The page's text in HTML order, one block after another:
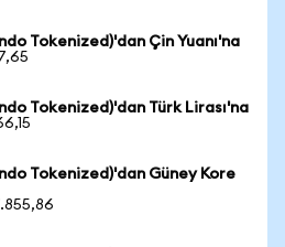
Tokenized)'dan Çin Yuanı'na
Tokenized)'dan Türk Lirası'na
Tokenized)'dan Güney Kore